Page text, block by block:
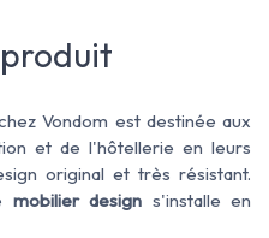
Vondom est destinée aux
et de l'hôtellerie en leurs
original et très résistant.
mobilier design s'installe en